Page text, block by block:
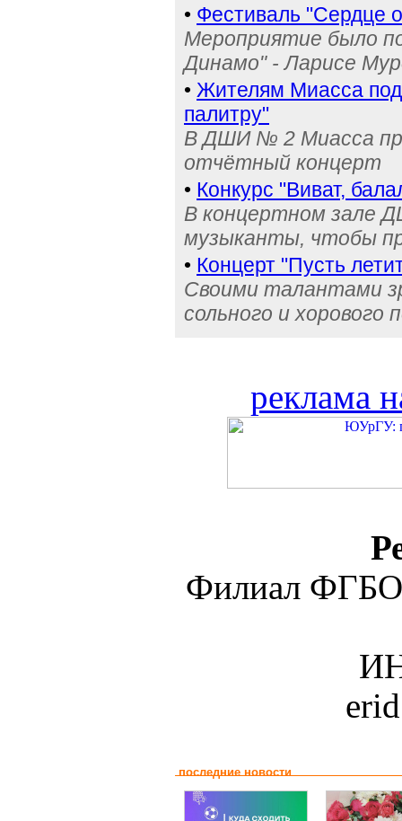
• Фестиваль "Сердце
Мероприятие было
Динамо" - Ларисе
• Жителям Миасса
палитру"
В ДШИ № 2 Миасса
отчётный концерт
• Конкурс "Виват,
В концертном зале
музыканты, чтобы
• Концерт "Пусть
Своими талантами
сольного и
реклама
Филиал
последние новости